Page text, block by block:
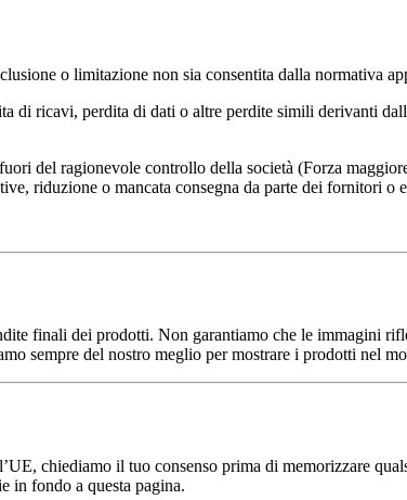
o limitazione non sia consentita dalla normativa
ricavi, perdita di dati o altre perdite simili derivanti
del ragionevole controllo della società (Forza
riduzione o mancata consegna da parte dei fornitori o
finali dei prodotti. Non garantiamo che le immagini
sempre del nostro meglio per mostrare i prodotti nel
chiediamo il tuo consenso prima di memorizzare
in fondo a questa pagina.